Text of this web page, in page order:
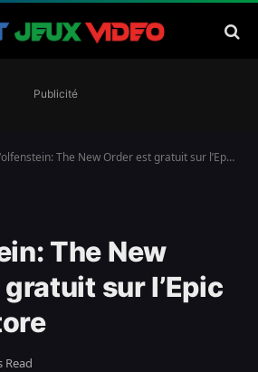
Publicité
The New Order est gratuit sur l’Epic Games Store
The New
sur l’Epic
Read